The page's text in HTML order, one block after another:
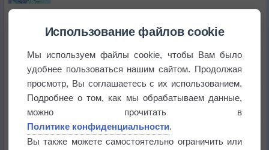
Июль в России стал самым тёплым за всю
историю
В Центральной России наступают самые жаркие
Дневная температура воздуха в ОАЭ превысила
+51°
Использование файлов cookie
Мы используем файлы cookie, чтобы Вам было
удобнее пользоваться нашим сайтом. Продолжая
просмотр, Вы соглашаетесь с их использованием.
Подробнее о том, как мы обрабатываем данные,
можно прочитать в
Политике конфиденциальности.
Вы также можете самостоятельно ограничить или